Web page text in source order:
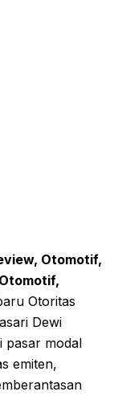
Otomotif,
Otoritas
Dewi
pasar modal
emiten,